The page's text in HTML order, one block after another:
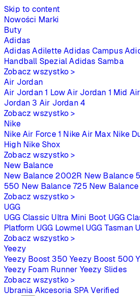
Skip to content
Nowości Marki
Buty
Adidas
Adidas Adilette Adidas Campus
Handball Spezial Adidas Samba
Zobacz wszystko >
Air Jordan
Air Jordan 1 Low Air Jordan 1 Mid
Jordan 3 Air Jordan 4
Zobacz wszystko >
Nike
Nike Air Force 1 Nike Air Max Nike
High Nike Shox
Zobacz wszystko >
New Balance
New Balance 2002R New Balance
550 New Balance 725 New
Zobacz wszystko >
UGG
UGG Classic Ultra Mini Boot UGG
Platform UGG Lowmel UGG Tasman
Zobacz wszystko >
Yeezy
Yeezy Boost 350 Yeezy Boost 500
Yeezy Foam Runner Yeezy Slides
Zobacz wszystko >
Ubrania Akcesoria SPAVerified